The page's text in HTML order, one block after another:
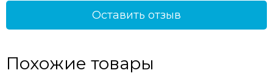
Оставить отзыв
Похожие товары